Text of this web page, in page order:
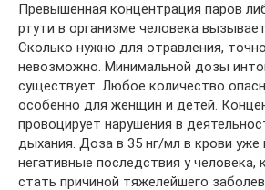
Превышенная концентрация паров
ртути в организме человека
Сколько нужно для отравления,
невозможно. Минимальной дозы
существует. Любое количество
особенно для женщин и детей.
провоцирует нарушения в
дыхания. Доза в 35 нг/мл в крови
негативные последствия у человека,
стать причиной тяжелейшего